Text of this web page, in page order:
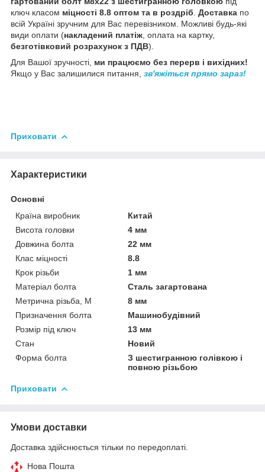
ключ класом міцності 8.8 оптом та в роздріб. Доставка по
всій Україні зручним для Вас перевізником. Можливі будь-які
види оплати (накладений платіж, оплата на картку,
безготівковий розрахунок з ПДВ).
Для Вашої зручності, ми працюємо без перерв і вихідних!
Якщо у Вас залишилися питання, зв'яжіться прямо зараз!
Приховати
Характеристики
Основні
Країна виробник
Китай
Висота головки
4 мм
Довжина болта
22 мм
Клас міцності
8.8
Крок різьби
1 мм
Матеріал болта
Сталь загартована
Метрична різьба, М
8 мм
Призначення болта
Машинобудівний
Розмір під ключ
13 мм
Стан
Новий
Форма болта
З шестигранною голівкою і
повною різьбою
Приховати
Умови доставки
Доставка здійснюється тільки по передоплаті.
Нова Пошта